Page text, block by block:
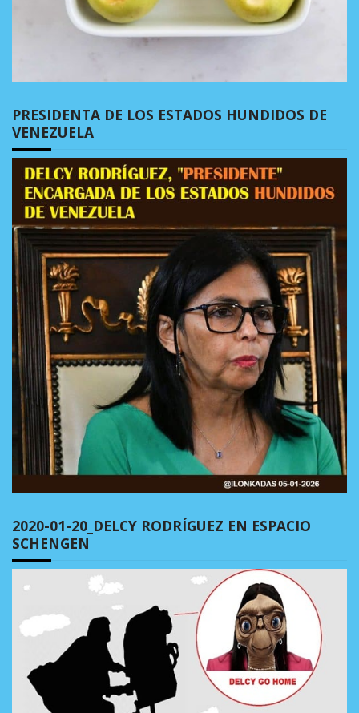
PRESIDENTA DE LOS ESTADOS HUNDIDOS DE
VENEZUELA
2020-01-20_DELCY RODRÍGUEZ EN ESPACIO
SCHENGEN